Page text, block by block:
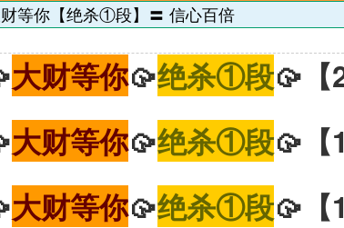
等你【绝杀①段】〓 信心百倍
大财等你🥠绝杀①段🥠【
大财等你🥠绝杀①段🥠【
大财等你🥠绝杀①段🥠【